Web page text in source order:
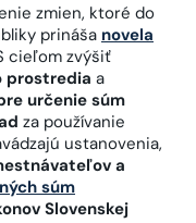
zmien, ktoré do
prináša novela
cieľom zvýšiť
prostredia a
určenie súm
za používanie
ustanovenia,
a
súm
Slovenskej